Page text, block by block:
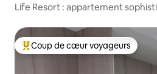
Life Resort : appartement
Coups de cœur voyageurs les plus
Coup de cœur voyageurs